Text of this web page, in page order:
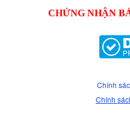
CHỨNG NHẬN
Chính
Chính